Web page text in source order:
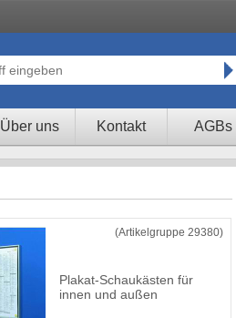
Über uns Kontakt AGBs
(Artikelgruppe 29380)
Plakat-Schaukästen für
innen und außen